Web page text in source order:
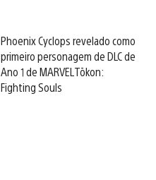
Phoenix Cyclops revelado como
primeiro personagem de DLC de
Ano 1 de MARVEL Tōkon:
Fighting Souls